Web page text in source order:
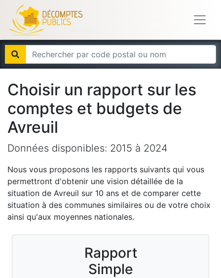
Choisir un rapport sur les
comptes et budgets de
Avreuil
Données disponibles: 2015 à 2024
Nous vous proposons les rapports suivants qui vous
permettront d'obtenir une vision détaillée de la
situation de Avreuil sur 10 ans et de comparer cette
situation à des communes similaires ou de votre choix
ainsi qu'aux moyennes nationales.
Rapport
Simple